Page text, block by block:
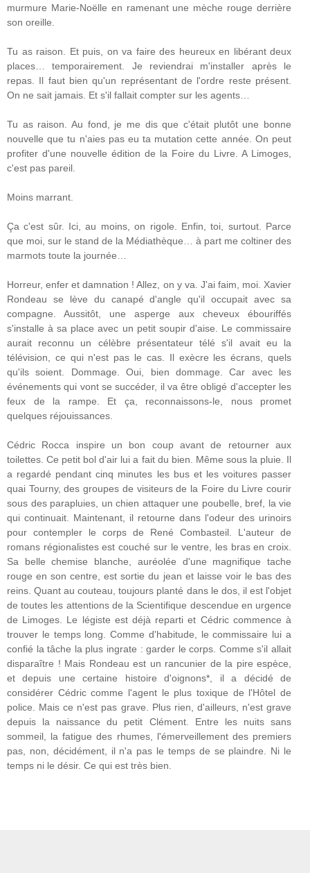
murmure Marie-Noëlle en ramenant une mèche rouge derrière
son oreille.
Tu as raison. Et puis, on va faire des heureux en libérant deux
places… temporairement. Je reviendrai m'installer après le
repas. Il faut bien qu'un représentant de l'ordre reste présent.
On ne sait jamais. Et s'il fallait compter sur les agents…
Tu as raison. Au fond, je me dis que c'était plutôt une bonne
nouvelle que tu n'aies pas eu ta mutation cette année. On peut
profiter d'une nouvelle édition de la Foire du Livre. A Limoges,
c'est pas pareil.
Moins marrant.
Ça c'est sûr. Ici, au moins, on rigole. Enfin, toi, surtout. Parce
que moi, sur le stand de la Médiathèque… à part me coltiner des
marmots toute la journée…
Horreur, enfer et damnation ! Allez, on y va. J'ai faim, moi. Xavier
Rondeau se lève du canapé d'angle qu'il occupait avec sa
compagne. Aussitôt, une asperge aux cheveux ébouriffés
s'installe à sa place avec un petit soupir d'aise. Le commissaire
aurait reconnu un célèbre présentateur télé s'il avait eu la
télévision, ce qui n'est pas le cas. Il exècre les écrans, quels
qu'ils soient. Dommage. Oui, bien dommage. Car avec les
événements qui vont se succéder, il va être obligé d'accepter les
feux de la rampe. Et ça, reconnaissons-le, nous promet
quelques réjouissances.
Cédric Rocca inspire un bon coup avant de retourner aux
toilettes. Ce petit bol d'air lui a fait du bien. Même sous la pluie. Il
a regardé pendant cinq minutes les bus et les voitures passer
quai Tourny, des groupes de visiteurs de la Foire du Livre courir
sous des parapluies, un chien attaquer une poubelle, bref, la vie
qui continuait. Maintenant, il retourne dans l'odeur des urinoirs
pour contempler le corps de René Combasteil. L'auteur de
romans régionalistes est couché sur le ventre, les bras en croix.
Sa belle chemise blanche, auréolée d'une magnifique tache
rouge en son centre, est sortie du jean et laisse voir le bas des
reins. Quant au couteau, toujours planté dans le dos, il est l'objet
de toutes les attentions de la Scientifique descendue en urgence
de Limoges. Le légiste est déjà reparti et Cédric commence à
trouver le temps long. Comme d'habitude, le commissaire lui a
confié la tâche la plus ingrate : garder le corps. Comme s'il allait
disparaître ! Mais Rondeau est un rancunier de la pire espèce,
et depuis une certaine histoire d'oignons*, il a décidé de
considérer Cédric comme l'agent le plus toxique de l'Hôtel de
police. Mais ce n'est pas grave. Plus rien, d'ailleurs, n'est grave
depuis la naissance du petit Clément. Entre les nuits sans
sommeil, la fatigue des rhumes, l'émerveillement des premiers
pas, non, décidément, il n'a pas le temps de se plaindre. Ni le
temps ni le désir. Ce qui est très bien.